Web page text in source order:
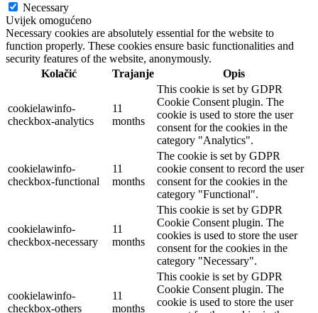
Necessary
Uvijek omogućeno
Necessary cookies are absolutely essential for the website to
function properly. These cookies ensure basic functionalities and
security features of the website, anonymously.
Kolačić
Trajanje Opis
cookielawinfo-
checkbox-analytics
11
months
This cookie is set by GDPR
Cookie Consent plugin. The
cookie is used to store the user
consent for the cookies in the
category "Analytics".
cookielawinfo-
checkbox-functional
11
months
The cookie is set by GDPR
cookie consent to record the user
consent for the cookies in the
category "Functional".
cookielawinfo-
checkbox-necessary
11
months
This cookie is set by GDPR
Cookie Consent plugin. The
cookies is used to store the user
consent for the cookies in the
category "Necessary".
cookielawinfo-
checkbox-others
11
months
This cookie is set by GDPR
Cookie Consent plugin. The
cookie is used to store the user